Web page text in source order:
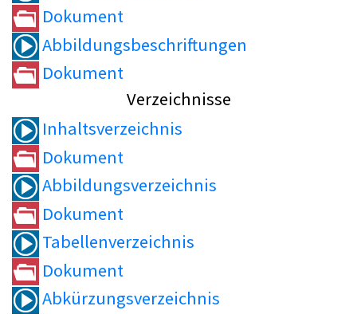
Dokument
Abbildungsbeschriftungen
Dokument
Verzeichnisse
Inhaltsverzeichnis
Dokument
Abbildungsverzeichnis
Dokument
Tabellenverzeichnis
Dokument
Abkürzungsverzeichnis